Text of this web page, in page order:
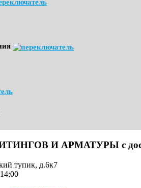
И АРМАТУРЫ с
тупик, д.6к7